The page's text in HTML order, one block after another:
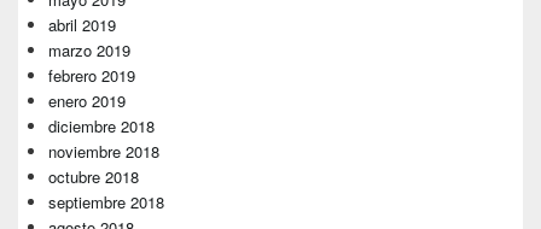
abril 2019
marzo 2019
febrero 2019
enero 2019
diciembre 2018
noviembre 2018
octubre 2018
septiembre 2018